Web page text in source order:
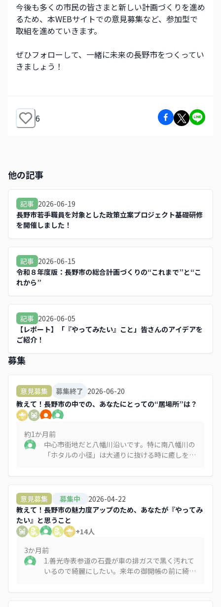
今後も多くの市民の皆さまと新しい計画づくりを進め
るため、本WEBサイトでの意見募集など、参加型で
取組を進めていきます。
ぜひフォローして、一緒に未来の長野市をつくってい
きましょう！
6
他の記事
記事 2026-06-19
長野市若手職員を対象とした政策立案プロジェクト基礎研修
を開催しました！
記事 2026-06-15
令和８年度版：長野市の総合計画づくりの“これまで”と“こ
れから”
記事 2026-06-05
【レポート】「『やってみたい』こと」皆さんのアイデアを
ご紹介！
募集
意見募集 募集終了 2026-06-20
教えて！長野市の中での、あなたにとっての“居場所”は？
約1か月前
中心市街地だと八幡川沿いです。特に南八幡川の
「ホタルの小径」は大通りに抜ける時に癒しを求
後の街づくりとして用水の開放・整備を進めて、
歩いて楽しい（そして癒される）市街地になって
ほしいです。
意見募集 募集中
2026-04-22
教えて！長野市の魅力度アップのため、あなたが『やってみ
たい』と思うこと
+14人
3か月前
1.善光寺表参道の石畳が車の排ガスで黒く汚れて
いるので綺麗にしたい。来年の御開帳の前に綺麗